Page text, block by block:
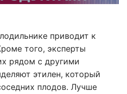
приводит к
того, эксперты
рядом с другими
этилен, который
плодов. Лучше